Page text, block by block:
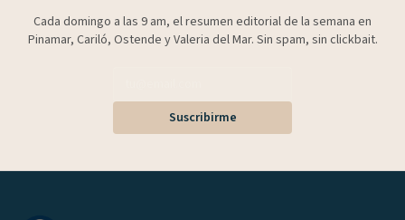
Cada domingo a las 9 am, el resumen editorial de la semana en
Pinamar, Cariló, Ostende y Valeria del Mar. Sin spam, sin clickbait.
Suscribirme